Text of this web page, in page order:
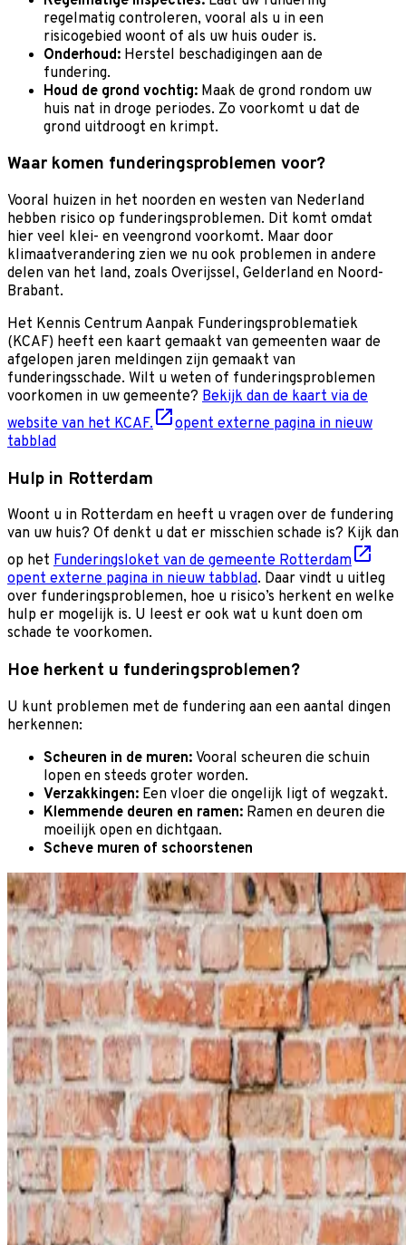
regelmatig controleren, vooral als u in een
risicogebied woont of als uw huis ouder is.
Onderhoud: Herstel beschadigingen aan de
fundering.
Houd de grond vochtig: Maak de grond rondom uw
huis nat in droge periodes. Zo voorkomt u dat de
grond uitdroogt en krimpt.
Waar komen funderingsproblemen voor?
Vooral huizen in het noorden en westen van Nederland
hebben risico op funderingsproblemen. Dit komt omdat
hier veel klei- en veengrond voorkomt. Maar door
klimaatverandering zien we nu ook problemen in andere
delen van het land, zoals Overijssel, Gelderland en Noord-
Brabant.
Het Kennis Centrum Aanpak Funderingsproblematiek
(KCAF) heeft een kaart gemaakt van gemeenten waar de
afgelopen jaren meldingen zijn gemaakt van
funderingsschade. Wilt u weten of funderingsproblemen
voorkomen in uw gemeente? Bekijk dan de kaart via de
website van het KCAF.
opent externe pagina in nieuw
tabblad
Hulp in Rotterdam
Woont u in Rotterdam en heeft u vragen over de fundering
van uw huis? Of denkt u dat er misschien schade is? Kijk dan
op het Funderingsloket van de gemeente Rotterdam
opent externe pagina in nieuw tabblad. Daar vindt u uitleg
over funderingsproblemen, hoe u risico’s herkent en welke
hulp er mogelijk is. U leest er ook wat u kunt doen om
schade te voorkomen.
Hoe herkent u funderingsproblemen?
U kunt problemen met de fundering aan een aantal dingen
herkennen:
Scheuren in de muren: Vooral scheuren die schuin
lopen en steeds groter worden.
Verzakkingen: Een vloer die ongelijk ligt of wegzakt.
Klemmende deuren en ramen: Ramen en deuren die
moeilijk open en dichtgaan.
Scheve muren of schoorstenen